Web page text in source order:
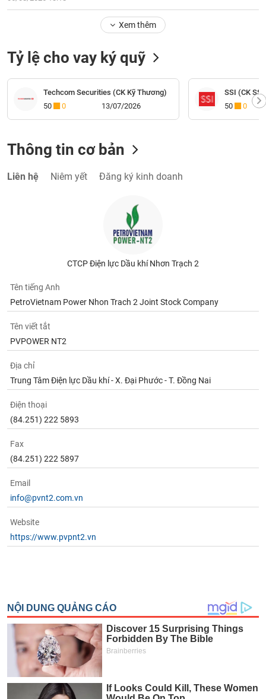
Xem thêm
Tỷ lệ cho vay ký quỹ
Techcom Securities (CK Kỹ Thương)
50
0 13/07/2026
SSI (CK
50
0
Thông tin cơ bản
Liên hệ Niêm yết Đăng ký kinh doanh
CTCP Điện lực Dầu khí Nhơn Trạch 2
Tên tiếng Anh
PetroVietnam Power Nhon Trach 2 Joint Stock Company
Tên viết tắt
PVPOWER NT2
Địa chỉ
Trung Tâm Điện lực Dầu khí - X. Đại Phước - T. Đồng Nai
Điện thoại
(84.251) 222 5893
Fax
(84.251) 222 5897
Email
info@pvnt2.com.vn
Website
https://www.pvpnt2.vn